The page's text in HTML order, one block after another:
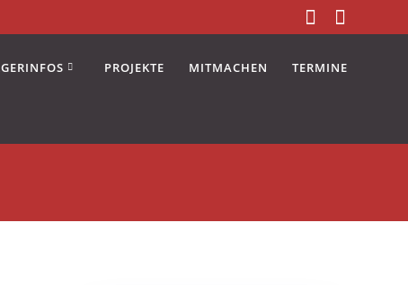
PROJEKTE MITMACHEN TERMINE